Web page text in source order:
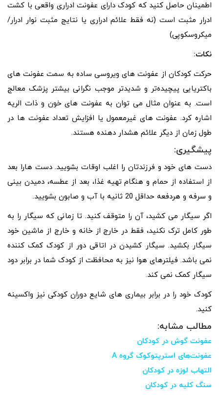
اطمینان حاصل کنید که کودک دارای عفونت ادراری واقعی با کشت
ادرار مثبت است (نه فقط علائم ادراری یا نتایج مثبت نوار ادرار/
میکروسکوپی)
نکات:
حرکت کودکان از عفونت های ویروسی ساده به سمت عفونت های
باکتریایی پیچیده‌تر و شدیدتر موجب نگرانی بیشتر پزشک معالج
است. به عنوان مثال می توان به عفونت های خون و ذات الریه
اشاره کرد. عفونت های غیرمعمول یا افزایش تعداد عفونت ها در
طول زمان از دیگر علائم هشدار دهنده هستند.
پیشگیری:
دست های خود و فرزندتان را اغلب اوقات بشویید. دست هارا بعد
از استفاده از حمام و هنگام تهیه غذا، بعد از عطسه، دمیدن بینی
و سرفه و هردفعه حداقل 20 ثانیه با آب و صابون بشویید.
اگر سیگار می کشید، آن را متوقف کنید. تا زمانی که سیگار را به
طور کامل ترک نکنید، فقط در خارج از خانه و خارج از ماشین خود
سیگار بکشید. سیگار کشیدن در اتاقی دور از کودک کمک کننده
نمی باشد. فیلترهای هوا نیز به محافظت از کودک شما در برابر دود
سیگار کمک نمی کند.
کودک خود را در برابر بیماری های شایع دوران کودکی نیز واکسینه
کنید.
مطالب مشابه:
عفونت گوش در کودکان
عفونت‌های استرپتوکوک گروه A
التهاب لوزه در کودکان
سنگ کلیه در کودکان